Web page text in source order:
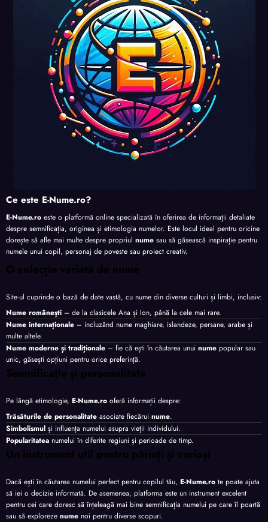
perso
nalita
te
perso
nalita
te
Ce este E-Nume.ro?
E-Nume.ro este o platformă online specializată în oferirea de informații detaliate
despre semnificația, originea și etimologia numelor. Este locul ideal pentru oricine
dorește să afle mai multe despre propriul nume sau să găsească inspirație pentru
numele unui copil, personaj de poveste sau proiect creativ.
O colecție variată de nume
Site-ul cuprinde o bază de date vastă, cu nume din diverse culturi și limbi, inclusiv:
Nume românești – de la clasicele Ana și Ion, până la cele mai rare.
Nume internaționale – incluzând nume maghiare, islandeze, persane, arabe și
multe altele.
Nume moderne și tradiționale – fie că ești în căutarea unui nume popular sau
unic, găsești opțiuni pentru orice preferință.
Semnificație și personalitate
Pe lângă etimologie, E-Nume.ro oferă informații despre:
Trăsăturile de personalitate asociate fiecărui nume.
Simbolismul și influența numelui asupra vieții individului.
Popularitatea numelui în diferite regiuni și perioade de timp.
Un instrument util pentru părinți și curioși
Dacă ești în căutarea numelui perfect pentru copilul tău, E-Nume.ro te poate ajuta
să iei o decizie informată. De asemenea, platforma este un instrument excelent
pentru cei care doresc să înțeleagă mai bine semnificația numelui pe care îl poartă
sau să exploreze nume noi pentru diverse scopuri.